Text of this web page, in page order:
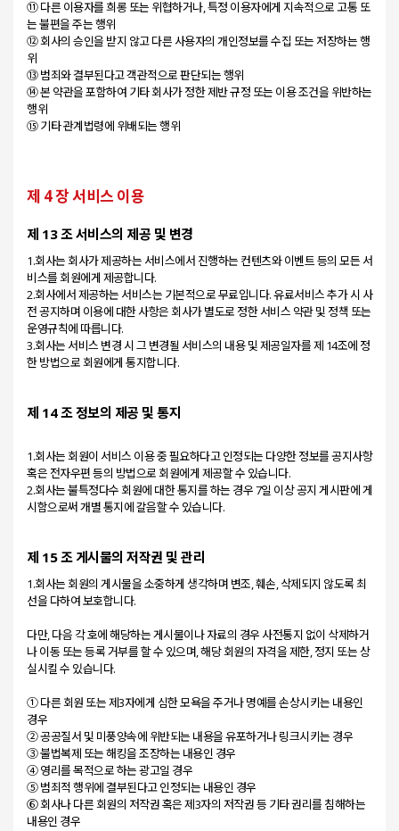
⑪ 다른 이용자를 희롱 또는 위협하거나, 특정 이용자에게 지속적으로 고통 또
는 불편을 주는 행위
⑫ 회사의 승인을 받지 않고 다른 사용자의 개인정보를 수집 또는 저장하는 행
위
⑬ 범죄와 결부된다고 객관적으로 판단되는 행위
⑭ 본 약관을 포함하여 기타 회사가 정한 제반 규정 또는 이용 조건을 위반하는
행위
제 4 장 서비스 이용
제 13 조 서비스의 제공 및 변경
1.회사는 회사가 제공하는 서비스에서 진행하는 컨텐츠와 이벤트 등의 모든 서
비스를 회원에게 제공합니다.
2.회사에서 제공하는 서비스는 기본적으로 무료입니다. 유료서비스 추가 시 사
전 공지하며 이용에 대한 사항은 회사가 별도로 정한 서비스 약관 및 정책 또는
운영규칙에 따릅니다.
3.회사는 서비스 변경 시 그 변경될 서비스의 내용 및 제공일자를 제 14조에 정
제 14 조 정보의 제공 및 통지
1.회사는 회원이 서비스 이용 중 필요하다고 인정되는 다양한 정보를 공지사항
혹은 전자우편 등의 방법으로 회원에게 제공할 수 있습니다.
2.회사는 불특정다수 회원에 대한 통지를 하는 경우 7일 이상 공지 게시판에 게
제 15 조 게시물의 저작권 및 관리
1.회사는 회원의 게시물을 소중하게 생각하며 변조, 훼손, 삭제되지 않도록 최
선을 다하여 보호합니다.
다만, 다음 각 호에 해당하는 게시물이나 자료의 경우 사전통지 없이 삭제하거
나 이동 또는 등록 거부를 할 수 있으며, 해당 회원의 자격을 제한, 정지 또는 상
실시킬 수 있습니다.
① 다른 회원 또는 제3자에게 심한 모욕을 주거나 명예를 손상시키는 내용인
경우
② 공공질서 및 미풍양속에 위반되는 내용을 유포하거나 링크시키는 경우
③ 불법복제 또는 해킹을 조장하는 내용인 경우
④ 영리를 목적으로 하는 광고일 경우
⑤ 범죄적 행위에 결부된다고 인정되는 내용인 경우
⑥ 회사나 다른 회원의 저작권 혹은 제3자의 저작권 등 기타 권리를 침해하는
내용인 경우